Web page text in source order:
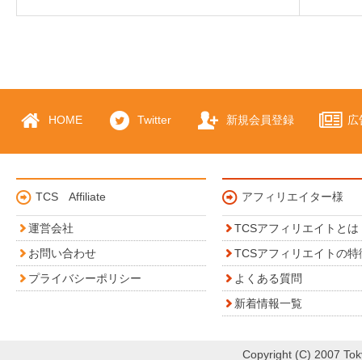
HOME Twitter 新規会員登録 広
TCS Affiliate
運営会社
お問い合わせ
プライバシーポリシー
アフィリエイター様
TCSアフィリエイトとは
TCSアフィリエイトの特
よくある質問
新着情報一覧
Copyright (C) 2007